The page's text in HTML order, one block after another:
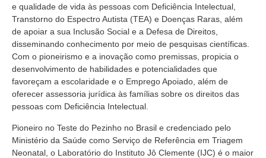
e qualidade de vida às pessoas com Deficiência Intelectual,
Transtorno do Espectro Autista (TEA) e Doenças Raras, além
de apoiar a sua Inclusão Social e a Defesa de Direitos,
disseminando conhecimento por meio de pesquisas científicas.
Com o pioneirismo e a inovação como premissas, propicia o
desenvolvimento de habilidades e potencialidades que
favoreçam a escolaridade e o Emprego Apoiado, além de
oferecer assessoria jurídica às famílias sobre os direitos das
pessoas com Deficiência Intelectual.
Pioneiro no Teste do Pezinho no Brasil e credenciado pelo
Ministério da Saúde como Serviço de Referência em Triagem
Neonatal, o Laboratório do Instituto Jô Clemente (IJC) é o maior